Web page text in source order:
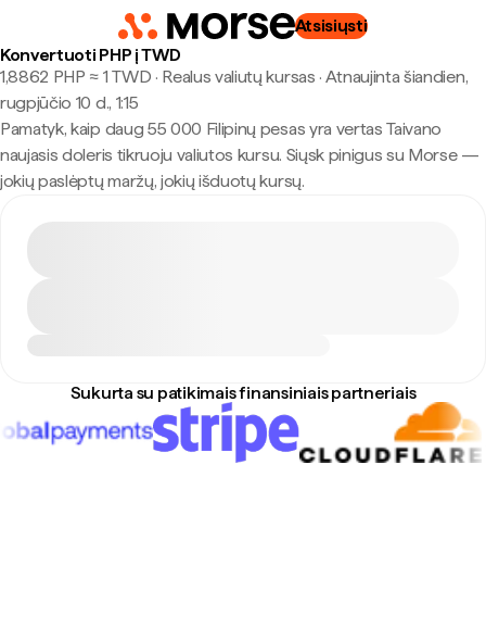
Atsisiųsti
Konvertuoti PHP į TWD
1,8862 PHP ≈ 1 TWD · Realus valiutų kursas · Atnaujinta šiandien,
rugpjūčio 10 d., 1:15
Pamatyk, kaip daug 55 000 Filipinų pesas yra vertas Taivano
naujasis doleris tikruoju valiutos kursu. Siųsk pinigus su Morse —
jokių paslėptų maržų, jokių išduotų kursų.
Sukurta su patikimais finansiniais partneriais